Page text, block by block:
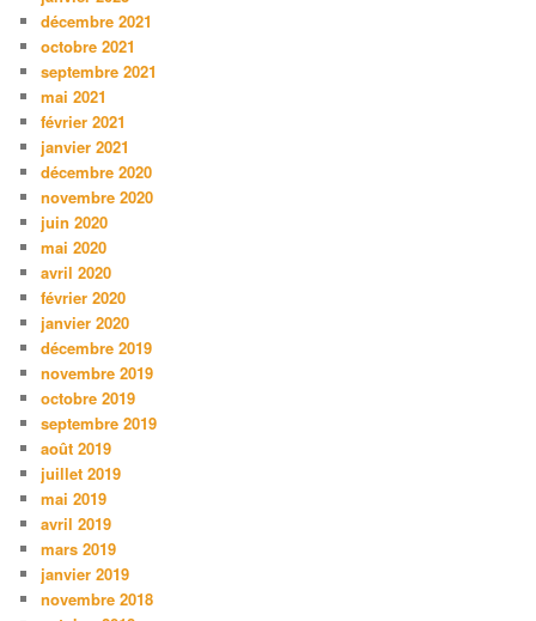
décembre 2021
octobre 2021
septembre 2021
mai 2021
février 2021
janvier 2021
décembre 2020
novembre 2020
juin 2020
mai 2020
avril 2020
février 2020
janvier 2020
décembre 2019
novembre 2019
octobre 2019
septembre 2019
août 2019
juillet 2019
mai 2019
avril 2019
mars 2019
janvier 2019
novembre 2018